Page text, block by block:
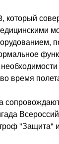
который
время
"Защита"